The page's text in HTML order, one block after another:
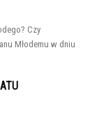
Czy
Młodemu w dniu